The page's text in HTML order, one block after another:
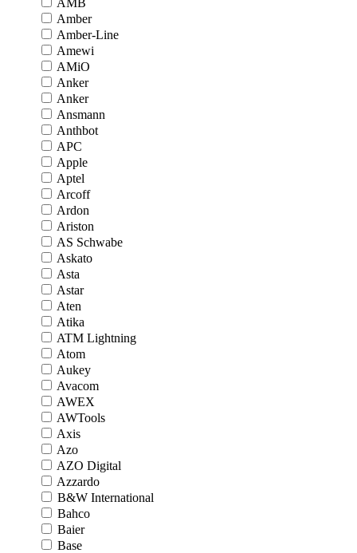
AMB
Amber
Amber-Line
Amewi
AMiO
Anker
Anker
Ansmann
Anthbot
APC
Apple
Aptel
Arcoff
Ardon
Ariston
AS Schwabe
Askato
Asta
Astar
Aten
Atika
ATM Lightning
Atom
Aukey
Avacom
AWEX
AWTools
Axis
Azo
AZO Digital
Azzardo
B&W International
Bahco
Baier
Base